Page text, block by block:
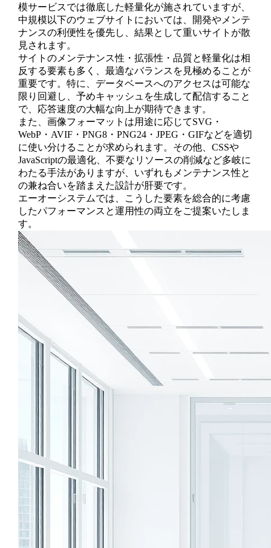
模サービスでは徹底した軽量化が施されていますが、
中規模以下のウェブサイトにおいては、開発やメンテ
ナンスの利便性を優先し、結果として重いサイトが散
見されます。
サイトのメンテナンス性・拡張性・品質と軽量化は相
反する要素も多く、最適なバランスを見極めることが
重要です。特に、データベースへのアクセスは可能な
限り回避し、予めキャッシュを生成して配信すること
で、応答速度の大幅な向上が期待できます。
また、画像フォーマットは用途に応じてSVG・
WebP・AVIF・PNG8・PNG24・JPEG・GIFなどを適切
に使い分けることが求められます。その他、CSSや
JavaScriptの最適化、不要なリソースの削減など多岐に
わたる手法がありますが、いずれもメンテナンス性と
の兼ね合いを踏まえた設計が肝要です。
エーオーシステムでは、こうした要素を総合的に考慮
したパフォーマンスと運用性の両立をご提案いたしま
す。